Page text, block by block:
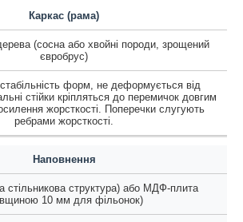
Каркас (рама)
(сосна або хвойні породи, зрощений
євробрус)
форм, не деформується від
стійки кріпляться до перемичок довгим
жорсткості. Поперечки слугують
ребрами жорсткості.
Наповнення
стільникова структура) або МДФ-плита
10 мм для фільонок)